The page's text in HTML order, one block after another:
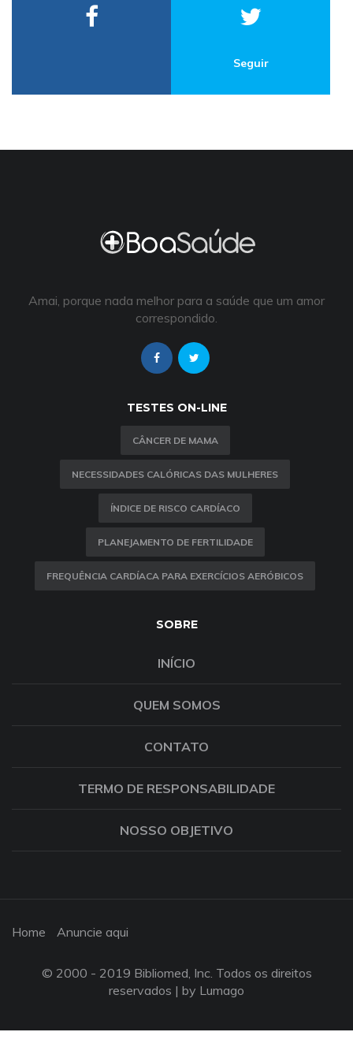
Seguir
Amai, porque nada melhor para a saúde que um amor
correspondido.
TESTES ON-LINE
CÂNCER DE MAMA
NECESSIDADES CALÓRICAS DAS MULHERES
ÍNDICE DE RISCO CARDÍACO
PLANEJAMENTO DE FERTILIDADE
FREQUÊNCIA CARDÍACA PARA EXERCÍCIOS AERÓBICOS
SOBRE
INÍCIO
QUEM SOMOS
CONTATO
TERMO DE RESPONSABILIDADE
NOSSO OBJETIVO
Home Anuncie aqui
© 2000 - 2019 Bibliomed, Inc. Todos os direitos
reservados | by Lumago